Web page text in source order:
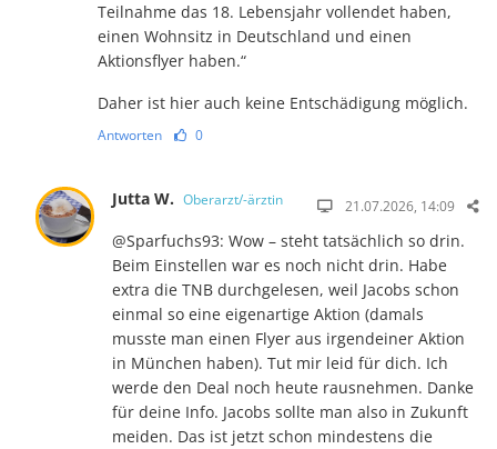
Teilnahme das 18. Lebensjahr vollendet haben,
einen Wohnsitz in Deutschland und einen
Aktionsflyer haben.“
Daher ist hier auch keine Entschädigung möglich.
Antworten 0
Jutta W. Oberarzt/-ärztin 21.07.2026, 14:09
@Sparfuchs93: Wow – steht tatsächlich so drin.
Beim Einstellen war es noch nicht drin. Habe
extra die TNB durchgelesen, weil Jacobs schon
einmal so eine eigenartige Aktion (damals
musste man einen Flyer aus irgendeiner Aktion
in München haben). Tut mir leid für dich. Ich
werde den Deal noch heute rausnehmen. Danke
für deine Info. Jacobs sollte man also in Zukunft
meiden. Das ist jetzt schon mindestens die